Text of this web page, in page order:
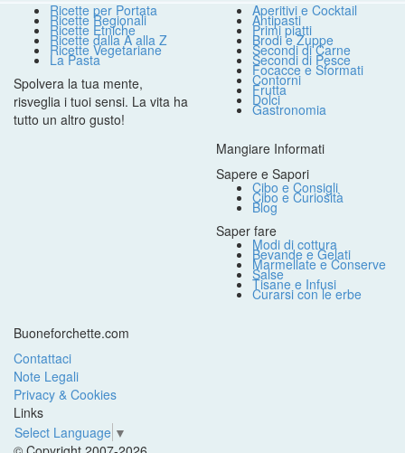
Ricette per Portata
Ricette Regionali
Ricette Etniche
Ricette dalla A alla Z
Ricette Vegetariane
La Pasta
Spolvera la tua mente,
risveglia i tuoi sensi. La vita ha
tutto un altro gusto!
Aperitivi e Cocktail
Antipasti
Primi piatti
Brodi e Zuppe
Secondi di Carne
Secondi di Pesce
Focacce e Sformati
Contorni
Frutta
Dolci
Gastronomia
Mangiare Informati
Sapere e Sapori
Cibo e Consigli
Cibo e Curiosità
Blog
Saper fare
Modi di cottura
Bevande e Gelati
Marmellate e Conserve
Salse
Tisane e Infusi
Curarsi con le erbe
Buoneforchette.com
Contattaci
Note Legali
Privacy & Cookies
Links
Select Language ▼